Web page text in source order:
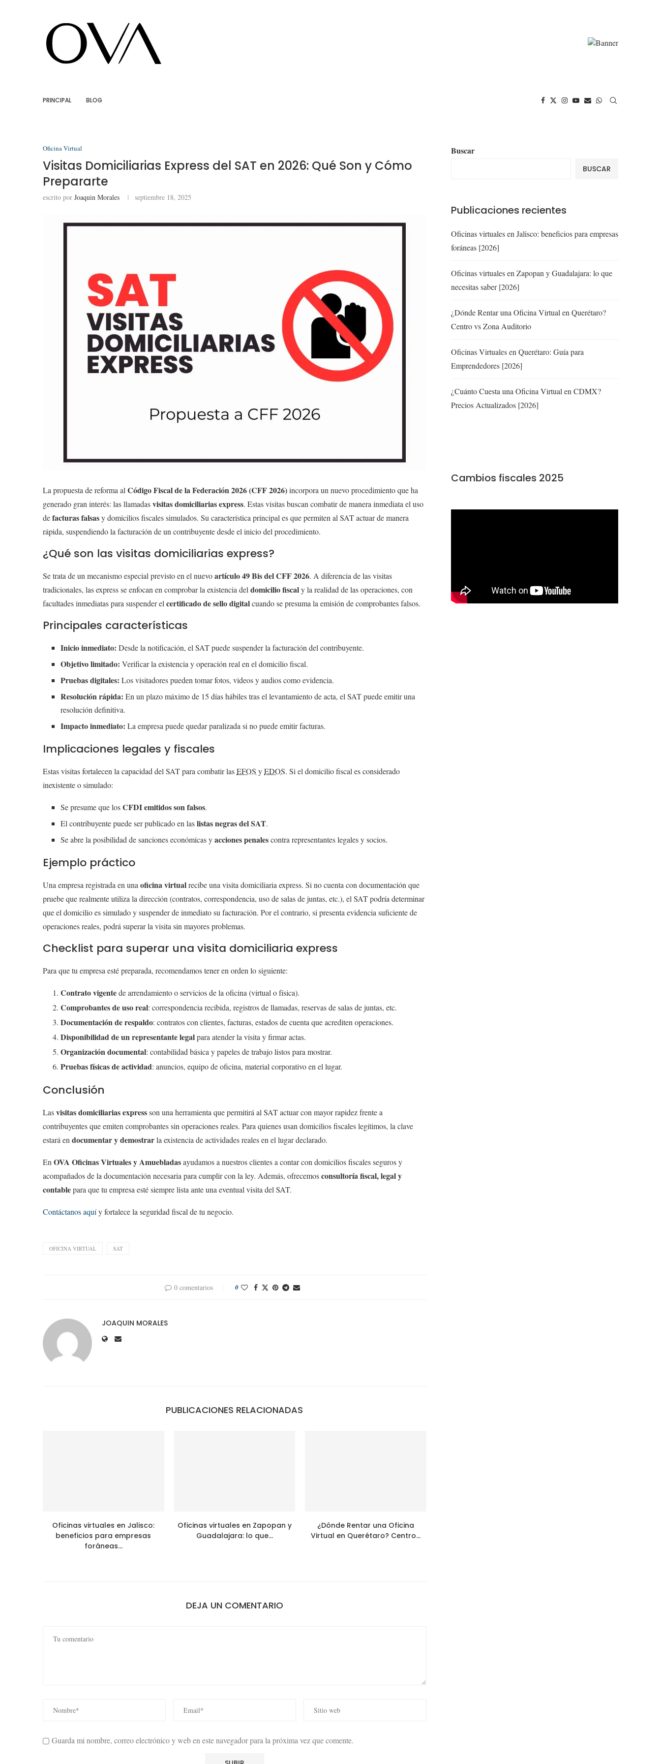
PRINCIPAL BLOG
Oficina Virtual
Visitas Domiciliarias Express del SAT en 2026: Qué Son y Cómo
Prepararte
escrito por Joaquin Morales septiembre 18, 2025
La propuesta de reforma al Código Fiscal de la Federación 2026 (CFF 2026)incorpora un nuevo procedimiento que ha
generado gran interés: las llamadasvisitas domiciliarias express. Estas visitas buscan combatir de manera inmediata el uso
defacturas falsasy domicilios fiscales simulados. Su característica principal es que permiten al SAT actuar de manera
rápida, suspendiendo la facturación de un contribuyente desde el inicio del procedimiento.
¿Qué son las visitas domiciliarias express?
Se trata de un mecanismo especial previsto en el nuevoartículo 49 Bis del CFF 2026. A diferencia de las visitas
tradicionales, las express se enfocan en comprobar la existencia del domicilio fiscaly la realidad de las operaciones, con
facultades inmediatas para suspender el certificado de sello digitalcuando se presuma la emisión de comprobantes falsos.
Principales características
Inicio inmediato: Desde la notificación, el SAT puede suspender la facturación del contribuyente.
Objetivo limitado: Verificar la existencia y operación real en el domicilio fiscal.
Pruebas digitales: Los visitadores pueden tomar fotos, videos y audios como evidencia.
Resolución rápida: En un plazo máximo de 15 días hábiles tras el levantamiento de acta, el SAT puede emitir una
resolución definitiva.
Impacto inmediato: La empresa puede quedar paralizada si no puede emitir facturas.
Implicaciones legales y fiscales
Estas visitas fortalecen la capacidad del SAT para combatir lasEFOS yEDOS. Si el domicilio fiscal es considerado
inexistente o simulado:
Se presume que losCFDI emitidos son falsos.
El contribuyente puede ser publicado en laslistas negras del SAT.
Se abre la posibilidad de sanciones económicas yacciones penalescontra representantes legales y socios.
Ejemplo práctico
Una empresa registrada en una oficina virtualrecibe una visita domiciliaria express. Si no cuenta con documentación que
pruebe que realmente utiliza la dirección (contratos, correspondencia, uso de salas de juntas, etc.), el SAT podría determinar
que el domicilio es simulado y suspender de inmediato su facturación. Por el contrario, si presenta evidencia suficiente de
operaciones reales, podrá superar la visita sin mayores problemas.
Checklist para superar una visita domiciliaria express
Para que tu empresa esté preparada, recomendamos tener en orden lo siguiente:
Contrato vigentede arrendamiento o servicios de la oficina (virtual o física).
Comprobantes de uso real: correspondencia recibida, registros de llamadas, reservas de salas de juntas, etc.
Documentación de respaldo: contratos con clientes, facturas, estados de cuenta que acrediten operaciones.
Disponibilidad de un representante legalpara atender la visita y firmar actas.
Organización documental: contabilidad básica y papeles de trabajo listos para mostrar.
Pruebas físicas de actividad: anuncios, equipo de oficina, material corporativo en el lugar.
Conclusión
Lasvisitas domiciliarias expressson una herramienta que permitirá al SAT actuar con mayor rapidez frente a
contribuyentes que emiten comprobantes sin operaciones reales. Para quienes usan domicilios fiscales legítimos, la clave
estará en documentar y demostrarla existencia de actividades reales en el lugar declarado.
En OVA Oficinas Virtuales y Amuebladasayudamos a nuestros clientes a contar con domicilios fiscales seguros y
acompañados de la documentación necesaria para cumplir con la ley. Además, ofrecemosconsultoría fiscal, legal y
contablepara que tu empresa esté siempre lista ante una eventual visita del SAT.
Contáctanos aquíy fortalece la seguridad fiscal de tu negocio.
OFICINA VIRTUAL SAT
0 comentarios 0
JOAQUIN MORALES
PUBLICACIONES RELACIONADAS
Oficinas virtuales en Jalisco:
beneficios para empresas
foráneas...
Oficinas virtuales en Zapopan y
Guadalajara: lo que...
¿Dónde Rentar una Oficina
Virtual en Querétaro? Centro...
DEJA UN COMENTARIO
Guarda mi nombre, correo electrónico y web en este navegador para la próxima vez que comente.
Buscar
BUSCAR
Publicaciones recientes
Oficinas virtuales en Jalisco: beneficios para empresas
foráneas [2026]
Oficinas virtuales en Zapopan y Guadalajara: lo que
necesitas saber [2026]
¿Dónde Rentar una Oficina Virtual en Querétaro?
Centro vs Zona Auditorio
Oficinas Virtuales en Querétaro: Guía para
Emprendedores [2026]
¿Cuánto Cuesta una Oficina Virtual en CDMX?
Precios Actualizados [2026]
Cambios fiscales 2025